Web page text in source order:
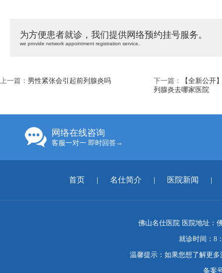
为方便患者就诊，我们提供网络预约挂号服务。
we provide network appointment registration service.
上一篇： 男性紧张会引起前列腺炎吗 下一篇：
【全新公开
列腺炎去哪家医院
网络在线咨询
客服一对一 即时回答→
首页 | 名仕简介 | 医院新闻 |
佛山名仕医院 医院地址：
就诊时间：8
温馨提示：如果您想了解更
备案